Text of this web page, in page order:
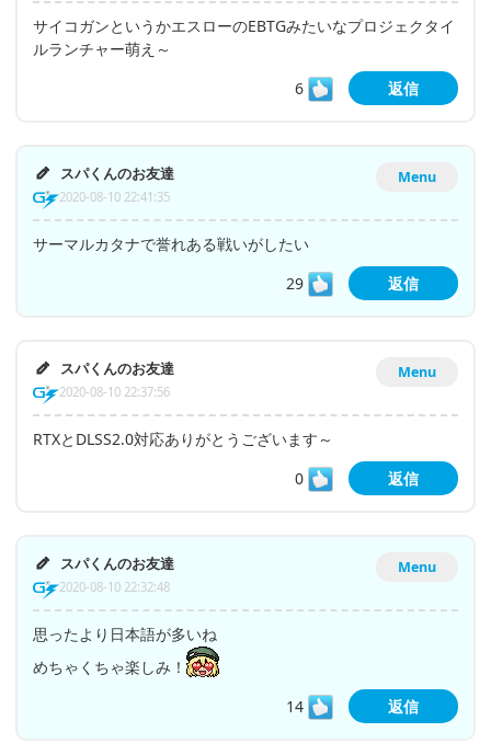
サイコガンというかエスローのEBTGみたいなプロジェクタイ
ルランチャー萌え～
6
返信
Menu
スパくんのお友達
2020-08-10 22:41:35
サーマルカタナで誉れある戦いがしたい
29
返信
Menu
スパくんのお友達
2020-08-10 22:37:56
RTXとDLSS2.0対応ありがとうございます～
0
返信
Menu
スパくんのお友達
2020-08-10 22:32:48
思ったより日本語が多いね
めちゃくちゃ楽しみ！
14
返信